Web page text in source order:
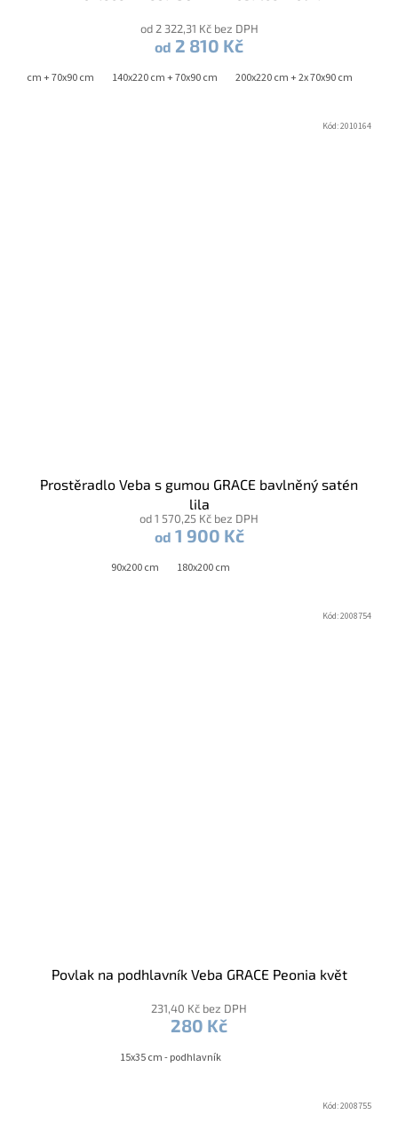
od 2 322,31 Kč bez DPH
od 2 810 Kč
cm + 70x90 cm 140x220 cm + 70x90 cm 200x220 cm + 2x 70x90 cm
Prostěradlo Veba s gumou GRACE bavlněný satén
lila
od 1 570,25 Kč bez DPH
od 1 900 Kč
90x200 cm 180x200 cm
Kód:2010164
Povlak na podhlavník Veba GRACE Peonia květ
231,40 Kč bez DPH
280 Kč
15x35 cm - podhlavník
Kód:2008754
Kód:2008755